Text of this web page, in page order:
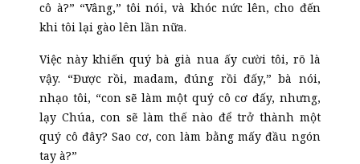
cô à?” “Vâng,” tôi nói, và khóc nức lên, cho đến
khi tôi lại gào lên lần nữa.
Việc này khiến quý bà già nua ấy cười tôi, rõ là
vậy. “Được rồi, madam, đúng rồi đấy,” bà nói,
nhạo tôi, “con sẽ làm một quý cô cơ đấy, nhưng,
lạy Chúa, con sẽ làm thế nào để trở thành một
quý cô đây? Sao cơ, con làm bằng mấy đầu ngón
tay à?”